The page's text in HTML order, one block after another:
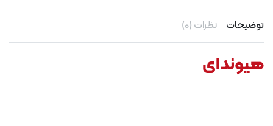
توضیحات نظرات (0)
هیوندای